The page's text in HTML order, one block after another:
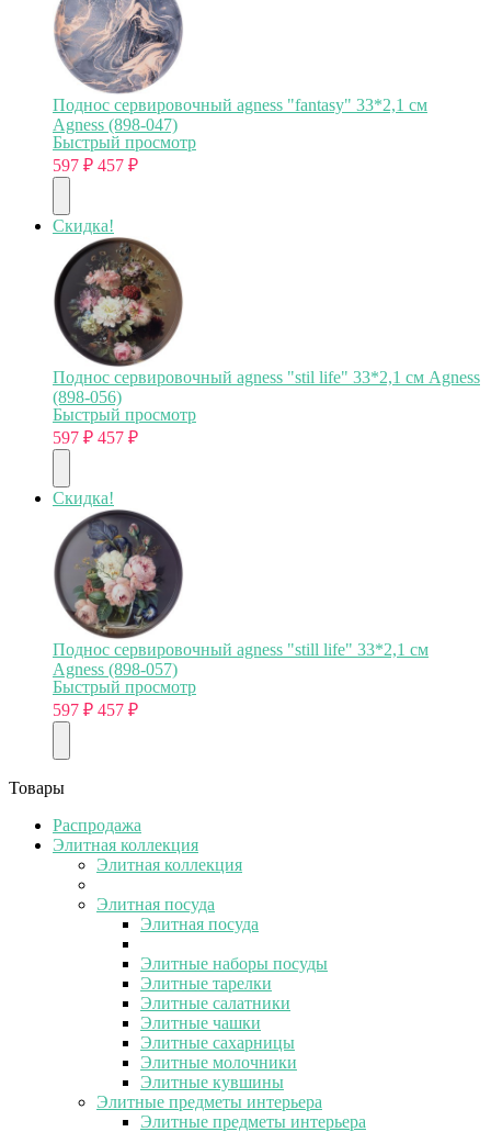
Поднос сервировочный agness "fantasy" 33*2,1 см
Agness (898-047)
Быстрый просмотр
597 ₽ 457 ₽
Скидка!
Поднос сервировочный agness "stil life" 33*2,1 см Agness
(898-056)
Быстрый просмотр
597 ₽ 457 ₽
Скидка!
Поднос сервировочный agness "still life" 33*2,1 см
Agness (898-057)
Быстрый просмотр
597 ₽ 457 ₽
Товары
Распродажа
Элитная коллекция
Элитная коллекция
Элитная посуда
Элитная посуда
Элитные наборы посуды
Элитные тарелки
Элитные салатники
Элитные чашки
Элитные сахарницы
Элитные молочники
Элитные кувшины
Элитные предметы интерьера
Элитные предметы интерьера